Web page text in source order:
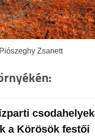
Zsanett
csodahelyek
a Körösök festői